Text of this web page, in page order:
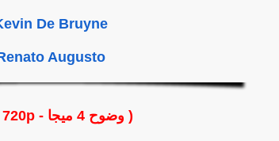
De Bruyne
Augusto
( وضوح 4 ميجا - HD 720p )